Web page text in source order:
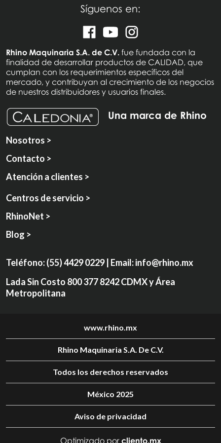
Síguenos en:
Rhino Maquinaria S.A. de C.V. fue fundada con la
finalidad de desarrollar productos de CALIDAD, que
cumplan con los requerimientos específicos del
mercado, y contribuyan al crecimiento de los negocios
de nuestros distribuidores y usuarios finales.
Una marca de Rhino
Nosotros >
Contacto >
Atención a clientes >
Centros de servicio >
RhinoNet >
Blog >
Teléfono:(55) 4429 0229 | Email:info@rhino.mx
Lada Sin Costo 800 377 8242CDMX y Área
Metropolitana
www.rhino.mx
Rhino Maquinaria S.A. De C.V.
Todos los derechos reservados
México 2025
Aviso de privacidad
Optimizado por cliento.mx